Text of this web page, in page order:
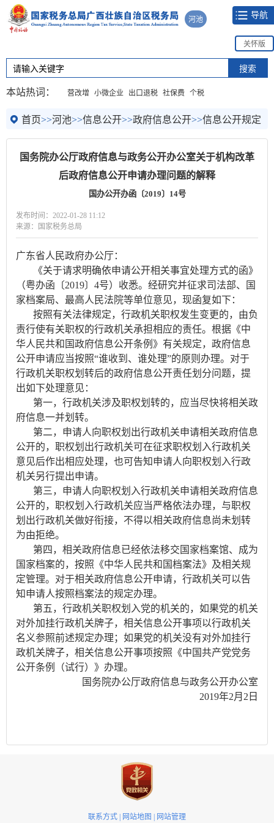
河池
导航
关怀版
本站热词： 营改增 小微企业 出口退税 社保费 个税
首页>>河池>>信息公开>>政府信息公开>>信息公开规定
国务院办公厅政府信息与政务公开办公室关于机构改革
后政府信息公开申请办理问题的解释
国办公开办函〔2019〕14号
发布时间：2022-01-28 11:12
来源：国家税务总局
广东省人民政府办公厅：
《关于请求明确依申请公开相关事宜处理方式的函》
（粤办函〔2019〕4号）收悉。经研究并征求司法部、国
家档案局、最高人民法院等单位意见，现函复如下：
按照有关法律规定，行政机关职权发生变更的，由负
责行使有关职权的行政机关承担相应的责任。根据《中
华人民共和国政府信息公开条例》有关规定，政府信息
公开申请应当按照“谁收到、谁处理”的原则办理。对于
行政机关职权划转后的政府信息公开责任划分问题，提
出如下处理意见：
第一，行政机关涉及职权划转的，应当尽快将相关政
府信息一并划转。
第二，申请人向职权划出行政机关申请相关政府信息
公开的，职权划出行政机关可在征求职权划入行政机关
意见后作出相应处理，也可告知申请人向职权划入行政
机关另行提出申请。
第三，申请人向职权划入行政机关申请相关政府信息
公开的，职权划入行政机关应当严格依法办理，与职权
划出行政机关做好衔接，不得以相关政府信息尚未划转
为由拒绝。
第四，相关政府信息已经依法移交国家档案馆、成为
国家档案的，按照《中华人民共和国档案法》及相关规
定管理。对于相关政府信息公开申请，行政机关可以告
知申请人按照档案法的规定办理。
第五，行政机关职权划入党的机关的，如果党的机关
对外加挂行政机关牌子，相关信息公开事项以行政机关
名义参照前述规定办理；如果党的机关没有对外加挂行
政机关牌子，相关信息公开事项按照《中国共产党党务
公开条例（试行）》办理。
国务院办公厅政府信息与政务公开办公室
2019年2月2日
联系方式 | 网站地图 | 网站管理